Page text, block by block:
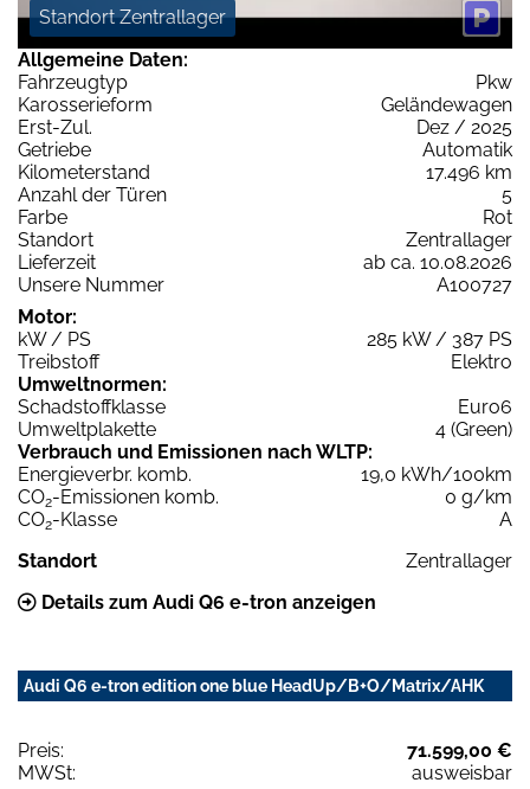
Standort Zentrallager
Allgemeine Daten:
Fahrzeugtyp
Pkw
Karosserieform
Geländewagen
Erst-Zul.
Dez / 2025
Getriebe
Automatik
Kilometerstand
17.496 km
Anzahl der Türen
5
Farbe
Rot
Standort
Zentrallager
Lieferzeit
ab ca. 10.08.2026
Unsere Nummer
A100727
Motor:
kW / PS
285 kW / 387 PS
Treibstoff
Elektro
Umweltnormen:
Schadstoffklasse
Euro6
Umweltplakette
4 (Green)
Verbrauch und Emissionen nach WLTP:
Energieverbr. komb.
19,0 kWh/100km
CO2-Emissionen komb.
0 g/km
CO2-Klasse
A
Standort
Zentrallager
Details zum Audi Q6 e-tron anzeigen
Audi Q6 e-tron edition one blue HeadUp/B+O/Matrix/AHK
Preis:
71.599,00 €
MWSt:
ausweisbar